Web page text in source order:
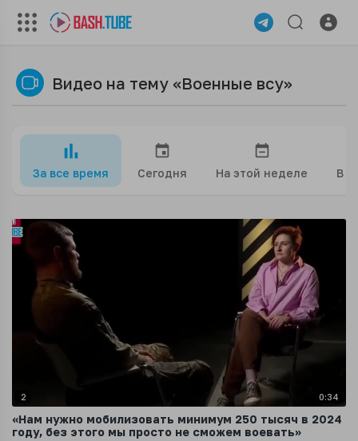
Видео на тему «Военные всу»
За все время Сегодня На этой неделе В
2 0:34
«Нам нужно мобилизовать минимум 250 тысяч в 2024
году, без этого мы просто не сможем воевать»